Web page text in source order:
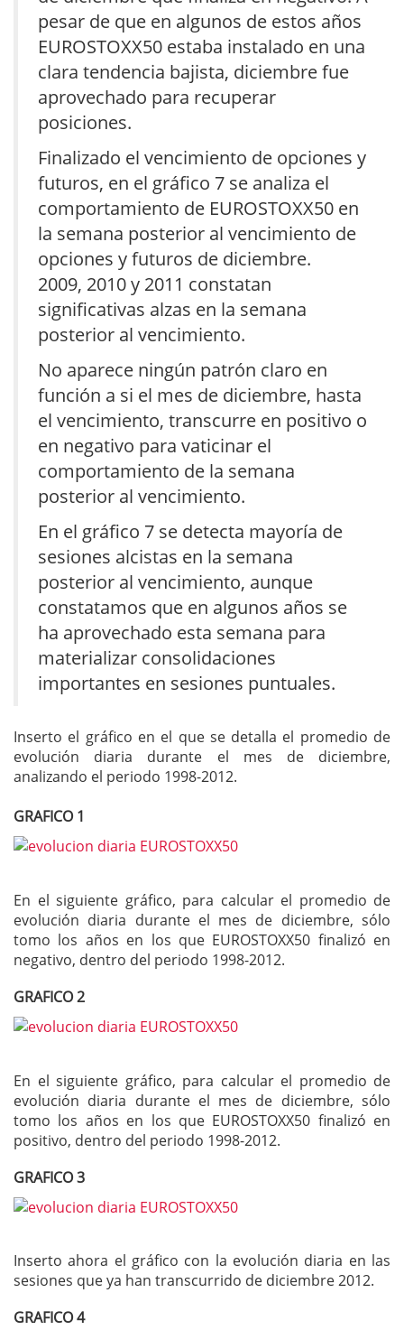
pesar de que en algunos de estos años
EUROSTOXX50 estaba instalado en una
clara tendencia bajista, diciembre fue
aprovechado para recuperar
posiciones.
Finalizado el vencimiento de opciones y
futuros, en el gráfico 7 se analiza el
comportamiento de EUROSTOXX50 en
la semana posterior al vencimiento de
opciones y futuros de diciembre.
2009, 2010 y 2011 constatan
significativas alzas en la semana
posterior al vencimiento.
No aparece ningún patrón claro en
función a si el mes de diciembre, hasta
el vencimiento, transcurre en positivo o
en negativo para vaticinar el
comportamiento de la semana
posterior al vencimiento.
En el gráfico 7 se detecta mayoría de
sesiones alcistas en la semana
posterior al vencimiento, aunque
constatamos que en algunos años se
ha aprovechado esta semana para
materializar consolidaciones
importantes en sesiones puntuales.
Inserto el gráfico en el que se detalla el promedio de
evolución diaria durante el mes de diciembre,
analizando el periodo 1998-2012.
GRAFICO 1
En el siguiente gráfico, para calcular el promedio de
evolución diaria durante el mes de diciembre, sólo
tomo los años en los que EUROSTOXX50 finalizó en
negativo, dentro del periodo 1998-2012.
GRAFICO 2
En el siguiente gráfico, para calcular el promedio de
evolución diaria durante el mes de diciembre, sólo
tomo los años en los que EUROSTOXX50 finalizó en
positivo, dentro del periodo 1998-2012.
GRAFICO 3
Inserto ahora el gráfico con la evolución diaria en las
sesiones que ya han transcurrido de diciembre 2012.
GRAFICO 4